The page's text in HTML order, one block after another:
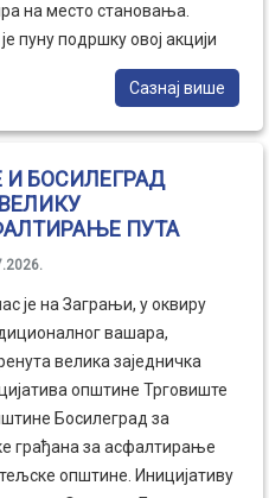
на место становања.
пуну подршку овој акцији
возила са возачем,
безбедно и несметано
два рачунара за потребе
су додатно унапређени
и квалитет пружања
радом локалне
да улажемо у
најбољи начин
Сазнај више
БОСИЛЕГРАД
ПУТА
је на Заграњи, у оквиру
вашара,
велика заједничка
општине Трговиште
Босилеград за
грађана за асфалтирање
општине. Иницијативу